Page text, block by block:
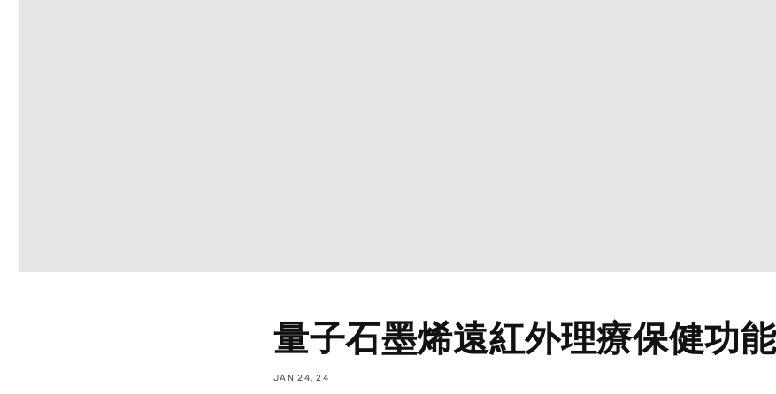
量子石墨烯遠紅外理療保健功能
JAN 24, 24